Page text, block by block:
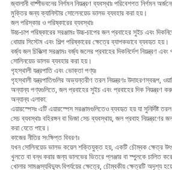
জ্বালানী বাষ্পীভবনের নির্গমন নিয়ন্ত্রণ ব্যবস্থাঃ পরিবেশগত নির্গমন
মুক্তির জন্য ক্যানিস্টার সোলেনয়েড ভালভ ব্যবহার করা হয়।
জল পরিস্কার ও পরিষ্কারের ব্যবস্থাঃ
উচ্চ-চাপ পরিষ্কারের সরঞ্জামঃ উচ্চ-চাপের জল প্রবাহের সুইচ এবং
ধোয়ার সিস্টেম এবং শিল্প পরিষ্কারের ক্ষেত্রে ব্যাপকভাবে ব্যবহৃত হয়।
বর্জ্য জল চিকিত্সা সরঞ্জামঃ বর্জ্য জলের প্রবাহের দিকনির্দেশ নিয়ন্ত্রণ
সোলিনয়েড ভালভ ব্যবহার করা হয়।
গৃহস্থালী যন্ত্রপাতি এবং ভোক্তা পণ্যঃ
গৃহস্থালী যন্ত্রপাতিগুলির অভ্যন্তরীণ তরল নিয়ন্ত্রণঃ উদাহরণস্বরূপ,
অন্যান্য পণ্যগুলিতে, জল প্রবাহের সুইচ এবং প্রবাহের দিক নিয়ন্ত্রণ
অন্যান্য এলাকা:
এয়ারস্পেসঃ এটি এয়ারস্পেস সরঞ্জামগুলিতেও ব্যবহৃত হয় যা সুনির্দিষ্ট
সেচ ব্যবস্থাঃ বহিরঙ্গন বা ভিজা সেচ ব্যবস্থায়, জল প্রবাহ
করা যেতে পারে।
কাজের নীতির সংক্ষিপ্ত বিবরণঃ
যখন সোলিনয়েড ভালভ কয়েল শক্তিযুক্ত হয়, একটি চৌম্বক ক্ষেত্র
খুলতে বা বন্ধ করার জন্য ভালভের ভিতরে প্লঞ্জার বা স্পুলকে চালিত
খোলার সামঞ্জস্যবিদ্যুৎ বিপর্যয়ের ক্ষেত্রে, চৌম্বকীয় ক্ষেত্রটি অদৃশ্য